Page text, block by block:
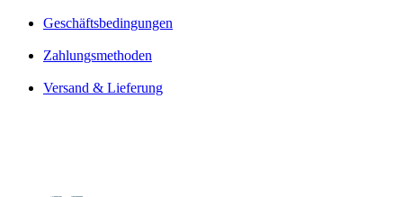
Geschäftsbedingungen
Zahlungsmethoden
Versand & Lieferung